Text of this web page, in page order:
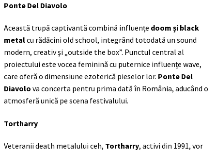
Ponte Del Diavolo
Această trupă captivantă combină influențe doom și black
metalcu rădăcini old school, integrând totodată un sound
modern, creativ și „outside the box”. Punctul central al
proiectului este vocea feminină cu puternice influențe wave,
care oferă o dimensiune ezoterică pieselor lor. Ponte Del
Diavolo va concerta pentru prima dată în România, aducând o
atmosferă unică pe scena festivalului.
Tortharry
Veteranii death metalului ceh, Tortharry, activi din 1991, vor